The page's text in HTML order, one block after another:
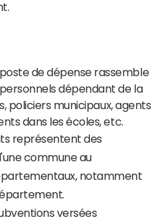
de dépense rassemble
dépendant de la
policiers municipaux, agents
dans les écoles, etc.
représentent des
commune au
notamment
versées